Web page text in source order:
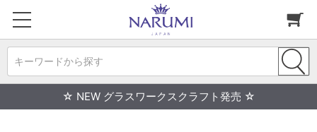
キーワードから探す
☆ NEW グラスワークスクラフト発売 ☆